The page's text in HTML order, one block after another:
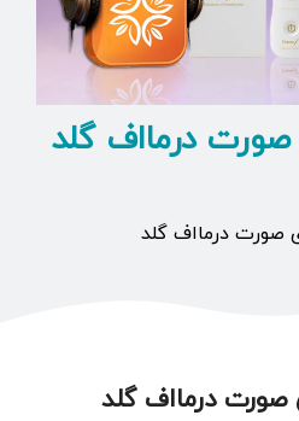
درمااف گلد
صورت درمااف گلد
درمااف گلد